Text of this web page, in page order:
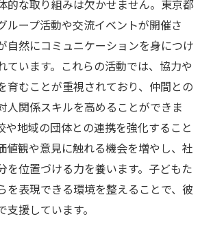
的な取り組みは欠かせません。東京都
ループ活動や交流イベントが開催さ
自然にコミュニケーションを身につけ
ています。これらの活動では、協力や
育むことが重視されており、仲間との
人関係スキルを高めることができま
や地域の団体との連携を強化すること
値観や意見に触れる機会を増やし、社
を位置づける力を養います。子どもた
を表現できる環境を整えることで、彼
援しています。